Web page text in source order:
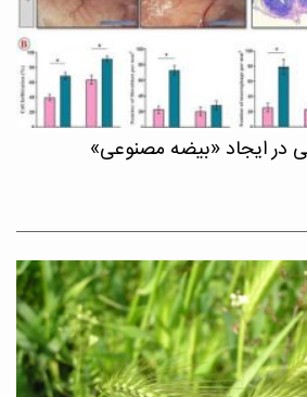
در ایجاد «بیضه مصنوعی»